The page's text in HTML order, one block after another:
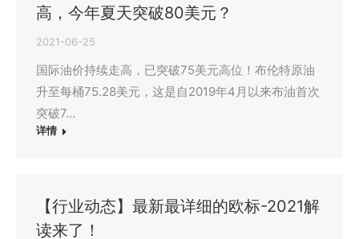
高，今年夏天突破80美元？
2021-06-25
国际油价持续走高，已突破75美元高位！布伦特原油
升至每桶75.28美元，这是自2019年4月以来布油首次
突破7…
详情
【行业动态】最新最详细的欧标-2021解
读来了！